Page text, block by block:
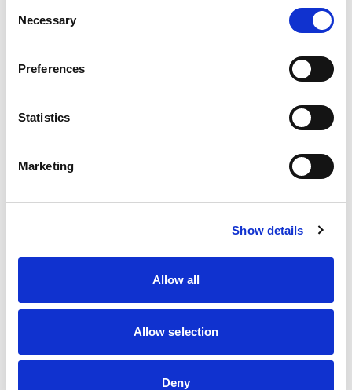
Selection
Necessary
Preferences
Statistics
Marketing
Show details
Allow all
Allow selection
Deny
strumenti semplificano la gestione dei flussi turistici,
migliorano l’esperienza dei visitatori e permettono
agli operatori di prendere decisioni rapide e basate
su dati concreti, anche durante i picchi stagionali.
Soluzioni cloud scalabili per la gestione dei picchi
legati alla stagionalità